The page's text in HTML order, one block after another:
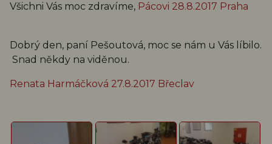
Všichni Vás moc zdravíme, Pácovi 28.8.2017 Praha
Dobrý den, paní Pešoutová, moc se nám u Vás líbilo.
Snad někdy na viděnou.
Renata Harmáčková 27.8.2017 Břeclav